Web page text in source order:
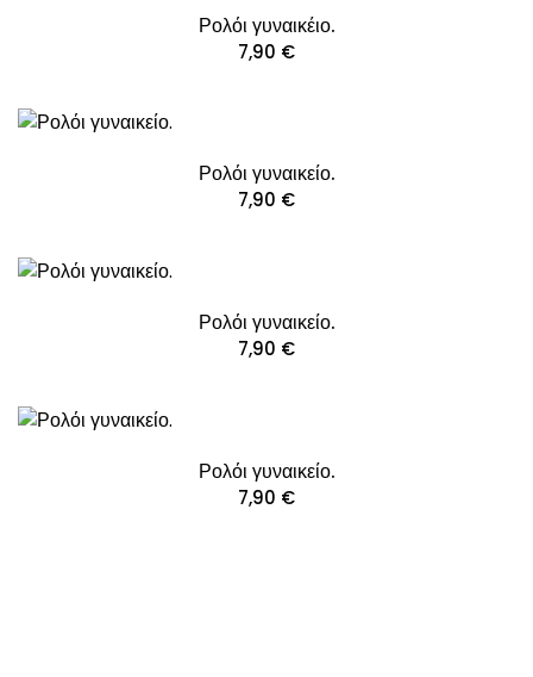
Ρολόι γυναικέιο.
7,90 €
Ρολόι γυναικείο.
7,90 €
Ρολόι γυναικείο.
7,90 €
Ρολόι γυναικείο.
7,90 €